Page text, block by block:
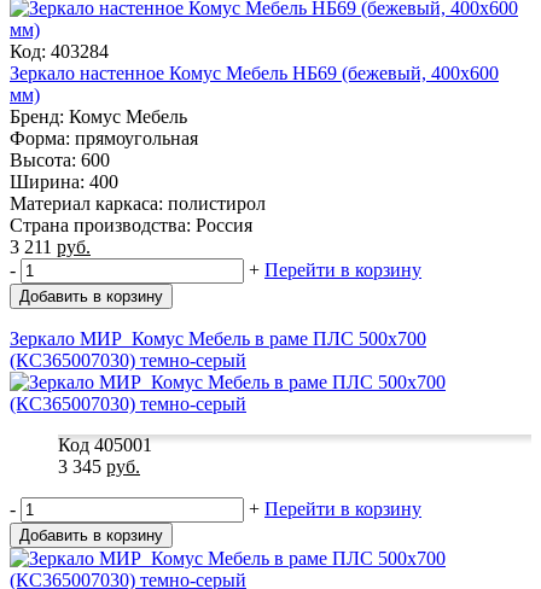
Код: 403284
Зеркало настенное Комус Мебель НБ69 (бежевый, 400х600
мм)
Бренд: Комус Мебель
Форма: прямоугольная
Высота: 600
Ширина: 400
Материал каркаса: полистирол
Страна производства: Россия
3 211 руб.
-
+ Перейти в корзину
Добавить в корзину
Зеркало МИР_Комус Мебель в раме ПЛС 500х700
(КС365007030) темно-серый
Код 405001
3 345 руб.
- + Перейти в корзину
Добавить в корзину